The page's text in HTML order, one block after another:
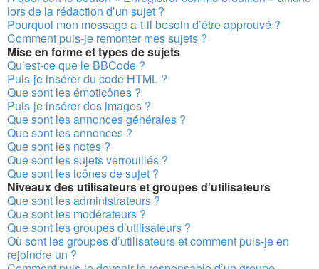
lors de la rédaction d’un sujet ?
Pourquoi mon message a-t-il besoin d’être approuvé ?
Comment puis-je remonter mes sujets ?
Mise en forme et types de sujets
Qu’est-ce que le BBCode ?
Puis-je insérer du code HTML ?
Que sont les émoticônes ?
Puis-je insérer des images ?
Que sont les annonces générales ?
Que sont les annonces ?
Que sont les notes ?
Que sont les sujets verrouillés ?
Que sont les icônes de sujet ?
Niveaux des utilisateurs et groupes d’utilisateurs
Que sont les administrateurs ?
Que sont les modérateurs ?
Que sont les groupes d’utilisateurs ?
Où sont les groupes d’utilisateurs et comment puis-je en
rejoindre un ?